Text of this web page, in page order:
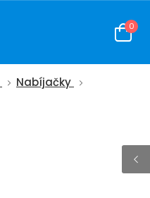
0
Nabíjačky